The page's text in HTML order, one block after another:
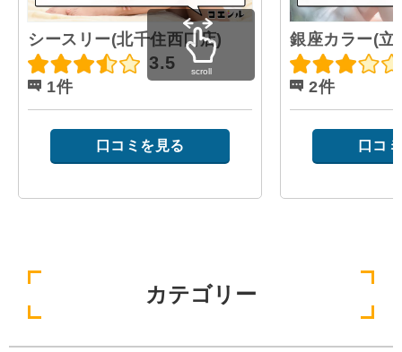
シースリー(北千住西口店)
3.5
1件
口コミを見る
銀座カラー(立
2件
口コ
scroll
カテゴリー